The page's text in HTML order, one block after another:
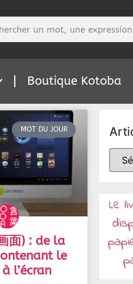
Boutique Kotoba
MOT DU JOUR
面) : de la
le
l’écran